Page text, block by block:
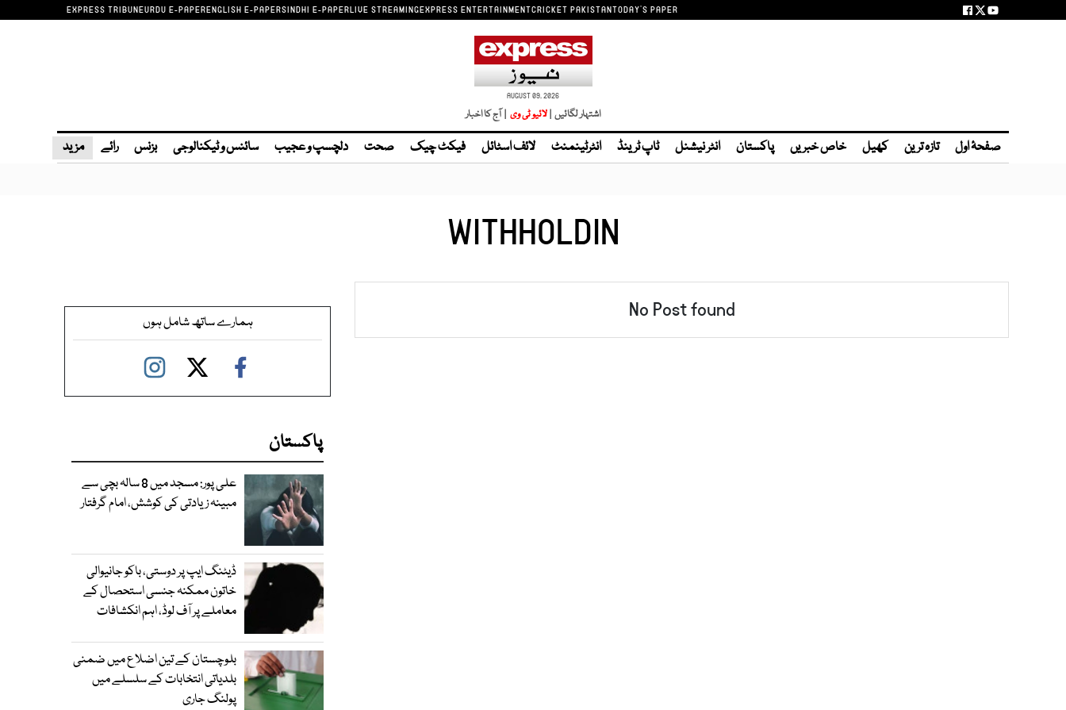
EXPRESS TRIBUNEURDU E-PAPERENGLISH E-PAPERSINDHI E-PAPERLIVE STREAMINGEXPRESS ENTERTAINMENTCRICKET PAKISTANTODAY'S PAPER
AUGUST 09, 2026
اشتہار لگائیں | | آج کا اخبار
صفحۂ اول تازہ ترین کھیل خاص خبریں پاکستان انٹر نیشنل ٹاپ ٹرینڈ انٹرٹینمنٹ لائف اسٹائل فیکٹ چیک صحت دلچسپ و عجیب سائنس و ٹیکنالوجی بزنس رائے مزید
WITHHOLDIN
No Post found ہمارے ساتھ شامل ہوں
پاکستان
علی پور: مسجد میں 8 سالہ بچی سے
مبینہ زیادتی کی کوشش، امام گرفتار
ڈیٹنگ ایپ پر دوستی، باکو جانیوالی
خاتون ممکنہ جنسی استحصال کے
معاملے پر آف لوڈ، اہم انکشافات
بلوچستان کے تین اضلاع میں ضمنی
بلدیاتی انتخابات کے سلسلے میں
پولنگ جاری